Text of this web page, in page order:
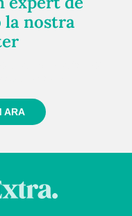
nostra
ARA